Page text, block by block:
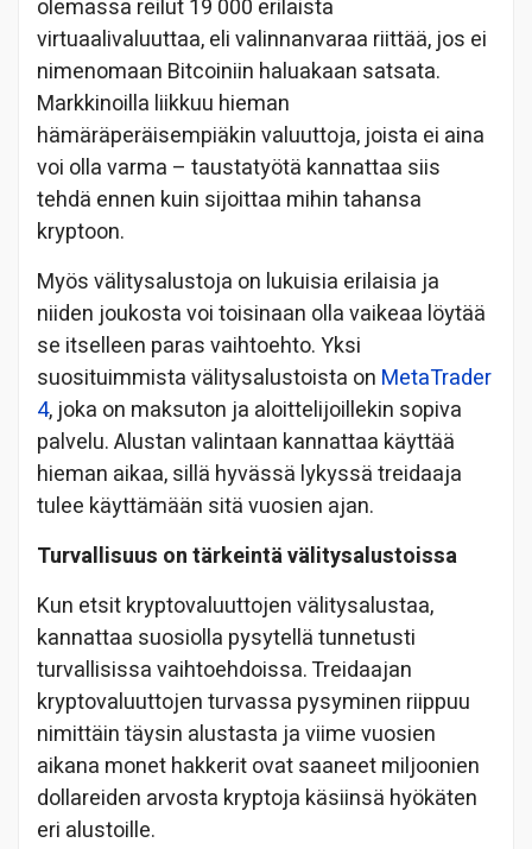
olemassa reilut 19 000 erilaista
virtuaalivaluuttaa, eli valinnanvaraa riittää, jos ei
nimenomaan Bitcoiniin haluakaan satsata.
Markkinoilla liikkuu hieman
hämäräperäisempiäkin valuuttoja, joista ei aina
voi olla varma – taustatyötä kannattaa siis
tehdä ennen kuin sijoittaa mihin tahansa
kryptoon.
Myös välitysalustoja on lukuisia erilaisia ja
niiden joukosta voi toisinaan olla vaikeaa löytää
se itselleen paras vaihtoehto. Yksi
suosituimmista välitysalustoista on MetaTrader
4, joka on maksuton ja aloittelijoillekin sopiva
palvelu. Alustan valintaan kannattaa käyttää
hieman aikaa, sillä hyvässä lykyssä treidaaja
tulee käyttämään sitä vuosien ajan.
Turvallisuus on tärkeintä välitysalustoissa
Kun etsit kryptovaluuttojen välitysalustaa,
kannattaa suosiolla pysytellä tunnetusti
turvallisissa vaihtoehdoissa. Treidaajan
kryptovaluuttojen turvassa pysyminen riippuu
nimittäin täysin alustasta ja viime vuosien
aikana monet hakkerit ovat saaneet miljoonien
dollareiden arvosta kryptoja käsiinsä hyökäten
eri alustoille.